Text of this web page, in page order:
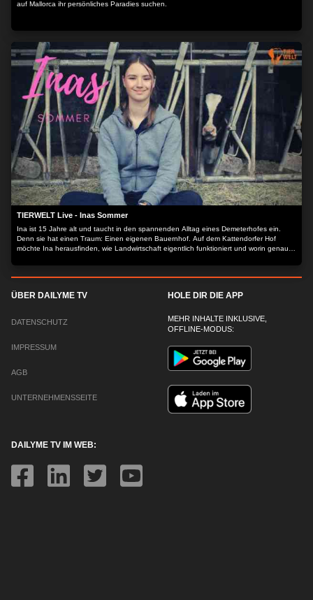
auf Mallorca ihr persönliches Paradies suchen.
TIERWELT Live - Inas Sommer
Ina ist 15 Jahre alt und taucht in den spannenden Alltag eines Demeterhofes ein.
Denn sie hat einen Traum: Einen eigenen Bauernhof. Auf dem Kattendorfer Hof
möchte Ina herausfinden, wie Landwirtschaft eigentlich funktioniert und worin genau
ÜBER DAILYME TV
DATENSCHUTZ
IMPRESSUM
AGB
UNTERNEHMENSSEITE
HOLE DIR DIE APP
MEHR INHALTE INKLUSIVE,
OFFLINE-MODUS:
DAILYME TV IM WEB: